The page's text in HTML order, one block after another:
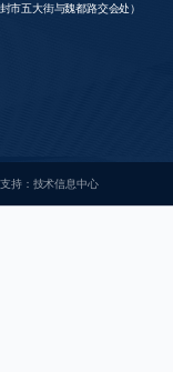
市五大街与魏都路交会处）
持： 技术信息中心